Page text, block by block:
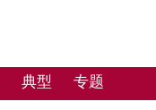
典型 专题